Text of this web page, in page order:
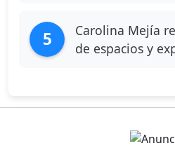
5
Carolina Mejía
de espacios y